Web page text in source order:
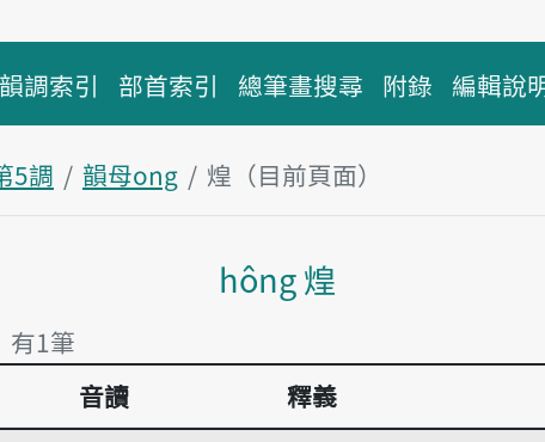
調索引 部首索引 總筆畫搜尋 附錄 編輯說
5調 韻母ong
煌（目前頁面）
hông 煌
有1筆
音讀
釋義